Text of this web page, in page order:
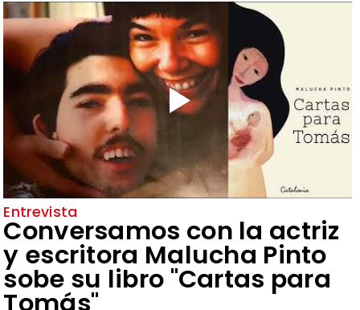
Entrevista
Conversamos con la actriz
y escritora Malucha Pinto
sobe su libro "Cartas para